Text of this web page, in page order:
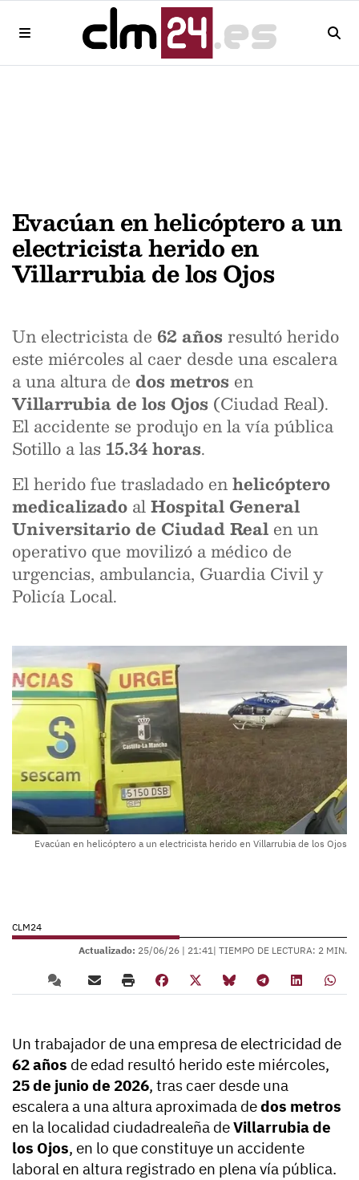
Evacúan en helicóptero a un
electricista herido en
Villarrubia de los Ojos
Un electricista de 62 años resultó herido
este miércoles al caer desde una escalera
a una altura de dos metros en
Villarrubia de los Ojos (Ciudad Real).
El accidente se produjo en la vía pública
Sotillo a las 15.34 horas.
El herido fue trasladado enhelicóptero
medicalizado alHospital General
Universitario de Ciudad Real en un
operativo que movilizó a médico de
urgencias, ambulancia, Guardia Civil y
Policía Local.
Evacúan en helicóptero a un electricista herido en Villarrubia de los Ojos
CLM24
Actualizado: 25/06/26 | 21:41| TIEMPO DE LECTURA: 2 MIN.
Un trabajador de una empresa de electricidad de
62 años de edad resultó herido este miércoles,
25 de junio de 2026, tras caer desde una
escalera a una altura aproximada dedos metros
en la localidad ciudadrealeña deVillarrubia de
los Ojos, en lo que constituye un accidente
laboral en altura registrado en plena vía pública.